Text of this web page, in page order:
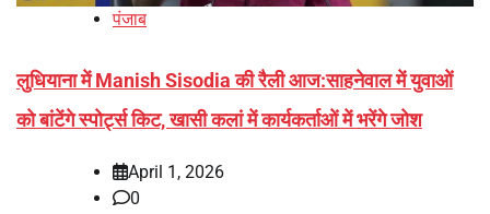
पंजाब
लुधियाना में Manish Sisodia की रैली आज:साहनेवाल में युवाओं
को बांटेंगे स्पोर्ट्स किट, खासी कलां में कार्यकर्ताओं में भरेंगे जोश
April 1, 2026
0